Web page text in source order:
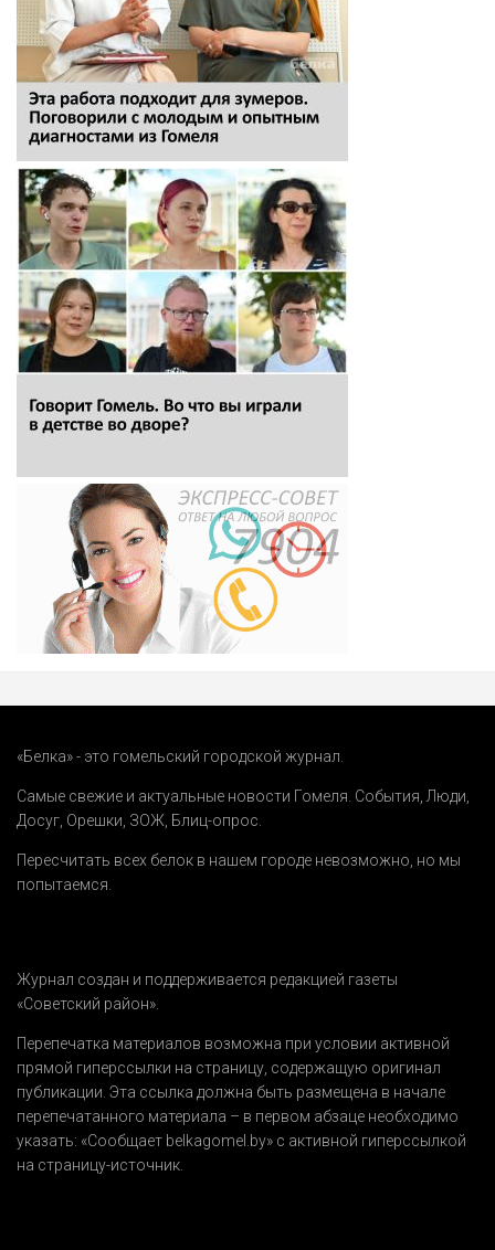
«Белка» - это гомельский городской журнал.
Самые свежие и актуальные новости Гомеля. События Люди
Досуг Орешки ЗОЖ Блиц-опрос
Пересчитать всех белок в нашем городе невозможно, но мы
попытаемся.
Журнал создан и поддерживается редакцией газеты
«Советский район».
Перепечатка материалов возможна при условии активной
прямой гиперссылки на страницу, содержащую оригинал
публикации. Эта ссылка должна быть размещена в начале
перепечатанного материала – в первом абзаце необходимо
указать: «Сообщает belkagomel.by» с активной гиперссылкой
на страницу-источник.